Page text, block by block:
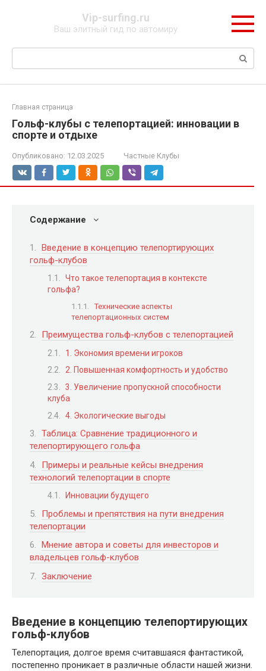
Vip-surfing.ru
Ваш элитный гид по автомиру
Поиск:
Главная страница
Гольф-клубы с телепортацией: инновации в
спорте и отдыхе
Опубликовано: 12.03.2025 Частные Клубы
Содержание
Введение в концепцию телепортирующих
гольф-клубов
Что такое телепортация в контексте
гольфа?
Технические аспекты
телепортационных систем
Преимущества гольф-клубов с телепортацией
1. Экономия времени игроков
2. Повышенная комфортность и удобство
3. Увеличение пропускной способности
клуба
4. Экологические выгоды
Таблица: Сравнение традиционного и
телепортирующего гольфа
Примеры и реальные кейсы внедрения
технологий телепортации в спорте
Инновации будущего
Проблемы и препятствия на пути внедрения
телепортации
Мнение автора и советы для инвесторов и
владельцев гольф-клубов
Заключение
Введение в концепцию телепортирующих
гольф-клубов
Телепортация, долгое время считавшаяся фантастикой,
постепенно проникает в различные области нашей жизни.